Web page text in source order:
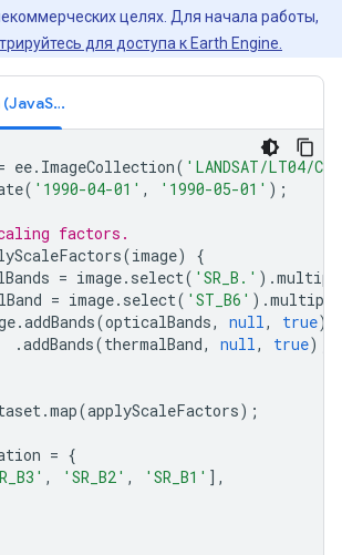
целях. Для начала работы,
для доступа к Earth Engine.
Редактор кода (JavaScript)
ee. ImageCollection( 'LANDSAT/LT04/
( '1990-04-01' , '1990-05-01' );
factors.
(image)
{
= image. select( 'SR_B.' ).
= image. select( 'ST_B6' ).multiply
.addBands(opticalBands, null, true)
.addBands(thermalBand, null, true);
.map(applyScaleFactors);
= {
, 'SR_B2' , 'SR_B1' ],